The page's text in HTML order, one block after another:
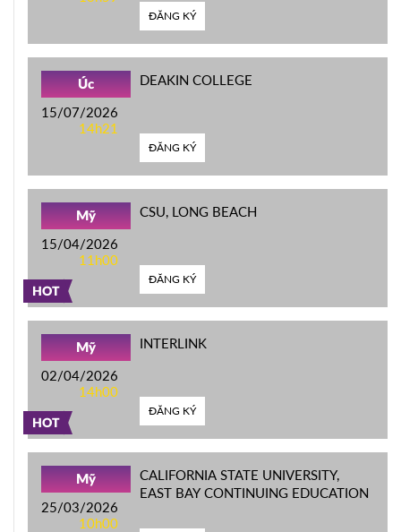
ĐĂNG KÝ
Úc
15/07/2026
14h21
DEAKIN COLLEGE
ĐĂNG KÝ
HOT
Mỹ
15/04/2026
11h00
CSU, LONG BEACH
ĐĂNG KÝ
HOT
Mỹ
02/04/2026
14h00
INTERLINK
ĐĂNG KÝ
Mỹ
25/03/2026
10h00
CALIFORNIA STATE UNIVERSITY,
EAST BAY CONTINUING EDUCATION